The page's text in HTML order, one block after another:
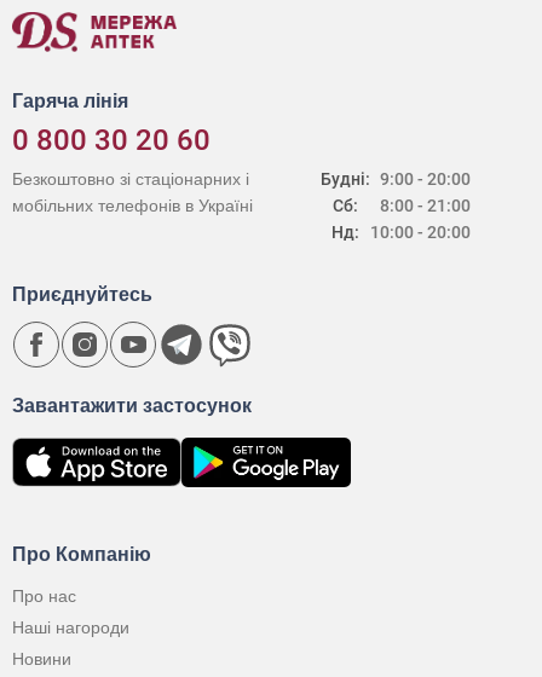
Гаряча лінія
0 800 30 20 60
Будні:
Сб:
Нд:
9:00 - 20:00
8:00 - 21:00
10:00 - 20:00
Безкоштовно зі стаціонарних і
мобільних телефонів в Україні
Про Компанію
Про нас
Наші нагороди
Новини
Завантажити застосунок
Приєднуйтесь